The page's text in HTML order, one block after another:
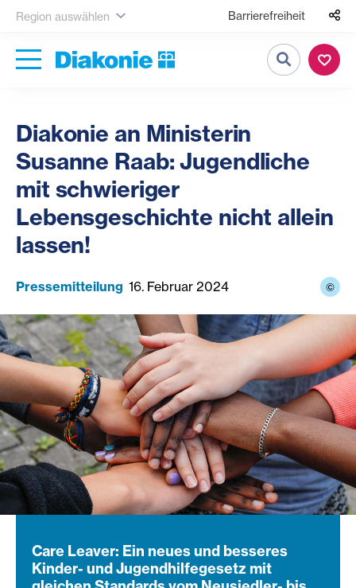
Region auswählen Barrierefreiheit
Suche
Diakonie an Ministerin
Susanne Raab: Jugendliche
mit schwieriger
Lebensgeschichte nicht allein
lassen!
Pressemitteilung 16. Februar 2024 ©
Care Leaver: Ein neues und besseres
Kinder- und Jugendhilfegesetz mit